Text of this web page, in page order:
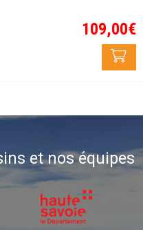
109,00€
et nos équipes